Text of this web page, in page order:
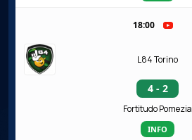
18:00
L84 Torino
4 - 2
Fortitudo Pomezia
INFO